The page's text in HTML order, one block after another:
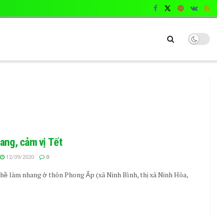
cảm vị Tết
12/09/2020 0
làm nhang ở thôn Phong Ấp (xã Ninh Bình, thị xã Ninh Hòa,